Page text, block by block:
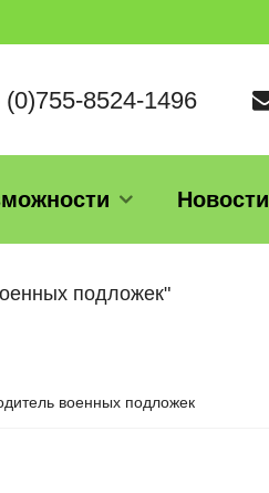
8524-1496
Новости
подложек"
военных подложек